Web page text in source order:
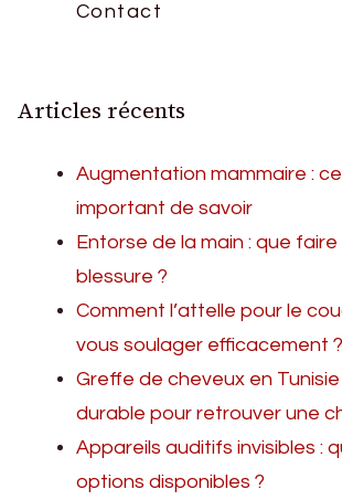
Contact
Articles récents
Augmentation mammaire : ce
important de savoir
Entorse de la main : que
blessure ?
Comment l’attelle pour le
vous soulager efficacement ?
Greffe de cheveux en
durable pour retrouver une
Appareils auditifs invisibles :
options disponibles ?